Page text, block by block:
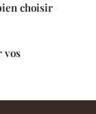
choisir
vos